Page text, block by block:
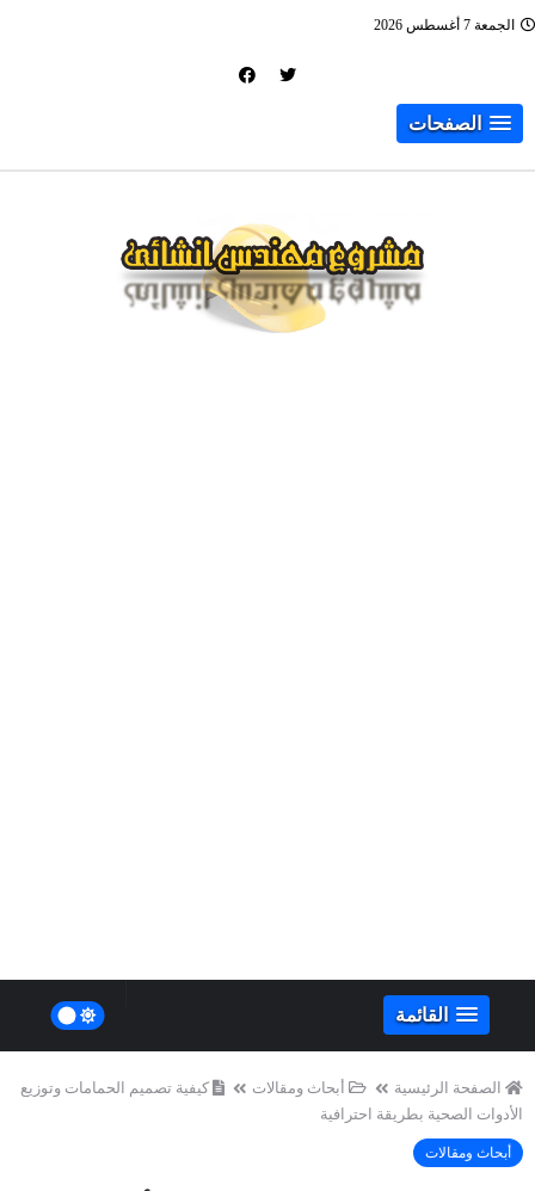
الجمعة 7 أغسطس 2026
الصفحات
القائمة
الصفحة الرئيسية أبحاث ومقالات
كيفية تصميم الحمامات وتوزيع
الأدوات الصحية بطريقة احترافية
أبحاث ومقالات